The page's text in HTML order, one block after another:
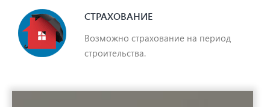
СТРАХОВАНИЕ
Возможно страхование на период
строительства.